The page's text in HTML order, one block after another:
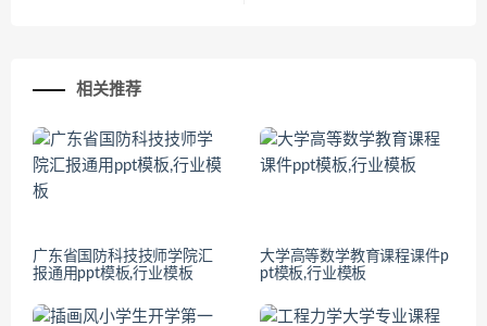
相关推荐
广东省国防科技技师学院汇
报通用ppt模板,行业模板
大学高等数学教育课程课件p
pt模板,行业模板